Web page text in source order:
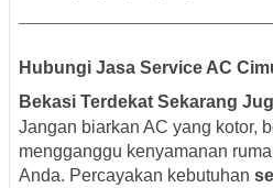
Hubungi Jasa Service AC
Bekasi Terdekat Sekarang
Jangan biarkan AC yang kotor,
mengganggu kenyamanan
Anda. Percayakan kebutuhan